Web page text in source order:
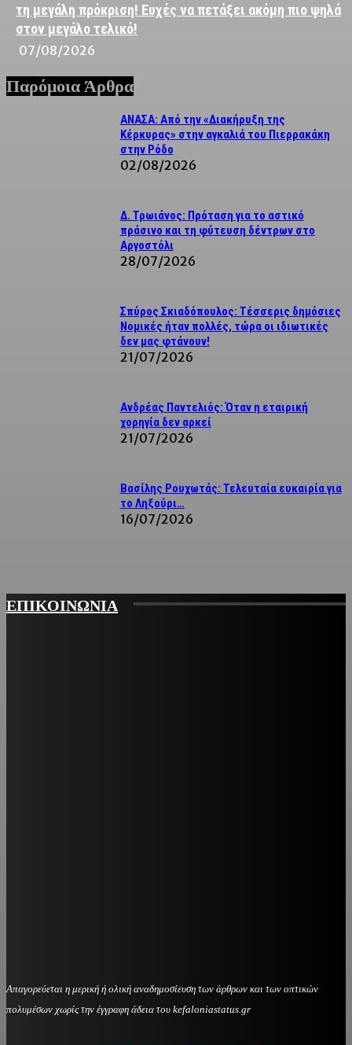
τη μεγάλη πρόκριση! Ευχές να πετάξει ακόμη πιο ψηλά
στον μεγάλο τελικό!
07/08/2026
Παρόμοια Άρθρα
ΑΝΑΣΑ: Από την «Διακήρυξη της
Κέρκυρας» στην αγκαλιά του Πιερρακάκη
στην Ρόδο
02/08/2026
Δ. Τρωιάνος: Πρόταση για το αστικό
πράσινο και τη φύτευση δέντρων στο
Αργοστόλι
28/07/2026
Σπύρος Σκιαδόπουλος: Τέσσερις δημόσιες
Νομικές ήταν πολλές, τώρα οι ιδιωτικές
δεν μας φτάνουν!
21/07/2026
Ανδρέας Παντελιός: Όταν η εταιρική
χορηγία δεν αρκεί
21/07/2026
Βασίλης Ρουχωτάς: Τελευταία ευκαιρία για
το Ληξούρι…
16/07/2026
ΕΠΙΚΟΙΝΩΝΙΑ
Απαγορεύεται η μερική ή ολική αναδημοσίευση των άρθρων και των οπτικών
πολυμέσων χωρίς την έγγραφη άδεια του kefaloniastatus.gr